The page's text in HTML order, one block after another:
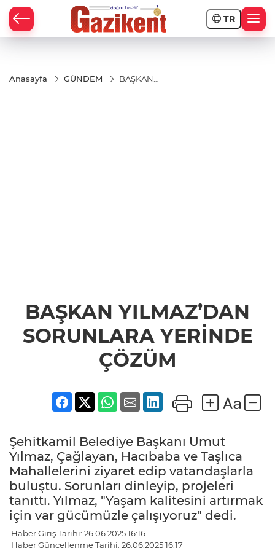
TR
Anasayfa GÜNDEM
BAŞKAN
BAŞKAN YILMAZ’DAN
SORUNLARA YERİNDE
ÇÖZÜM
Şehitkamil Belediye Başkanı Umut
Yılmaz, Çağlayan, Hacıbaba ve Taşlıca
Mahallelerini ziyaret edip vatandaşlarla
buluştu. Sorunları dinleyip, projeleri
tanıttı. Yılmaz, "Yaşam kalitesini artırmak
için var gücümüzle çalışıyoruz" dedi.
Haber Giriş Tarihi: 26.06.2025 16:16
Haber Güncellenme Tarihi: 26.06.2025 16:17